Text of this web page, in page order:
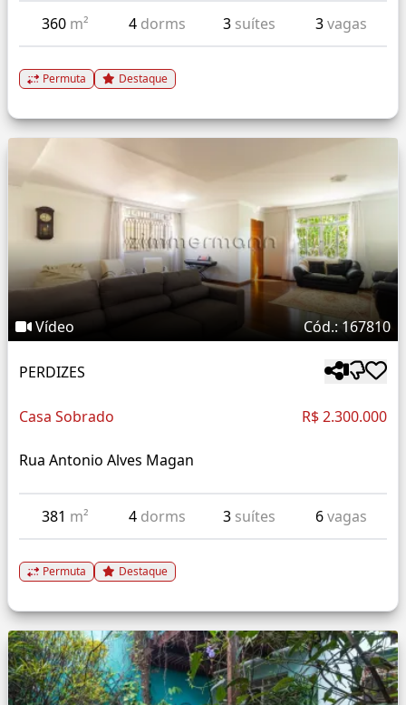
360 m² 4 dorms 3 suítes 3vagas
Permuta Destaque
Vídeo Cód.: 167810
PERDIZES
Casa Sobrado R$ 2.300.000
Rua Antonio Alves Magan
381 m² 4 dorms 3 suítes 6vagas
Permuta Destaque